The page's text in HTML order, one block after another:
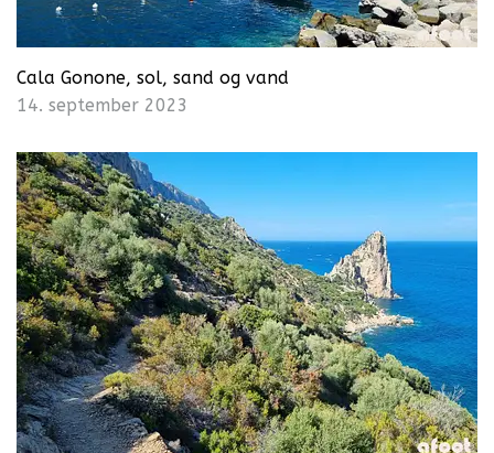
Cala Gonone, sol, sand og vand
14. september 2023